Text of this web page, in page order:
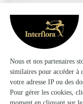
Une belle
Première fois que
commande ,
passerais dès
ne changé rien à
19/02/2026
★ ★ ★ ★ ★